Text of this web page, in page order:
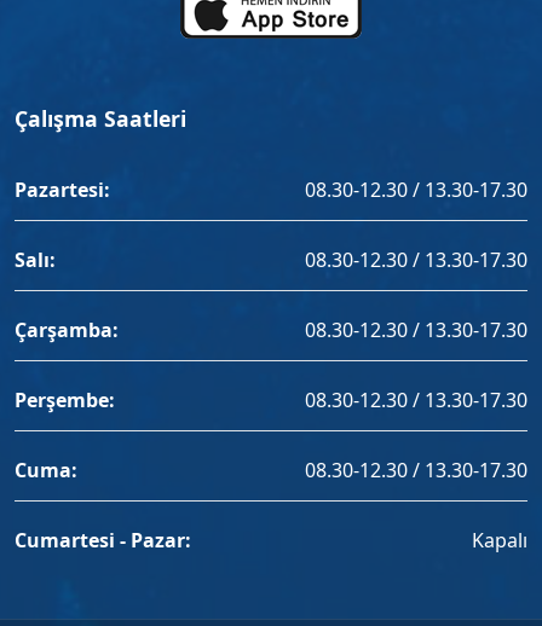
Çalışma Saatleri
Pazartesi: 08.30-12.30 / 13.30-17.30
Salı: 08.30-12.30 / 13.30-17.30
Çarşamba: 08.30-12.30 / 13.30-17.30
Perşembe: 08.30-12.30 / 13.30-17.30
Cuma: 08.30-12.30 / 13.30-17.30
Cumartesi - Pazar: Kapalı